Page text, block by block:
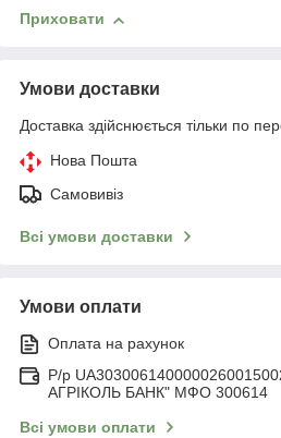
Приховати
Умови доставки
Доставка здійснюється тільки по
Нова Пошта
Самовивіз
Всі умови доставки
Умови оплати
Оплата на рахунок
Р/р
АГРІКОЛЬ БАНК" МФО 300614
Всі умови оплати